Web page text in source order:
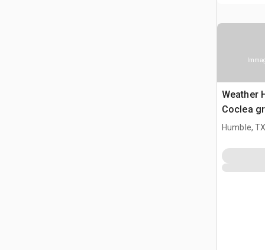
Weather
Coclea
Humble,